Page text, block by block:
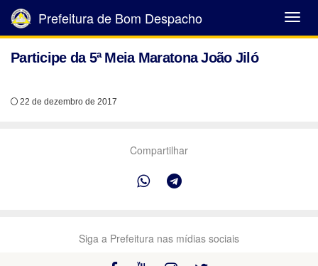
Abrir
Menu
Prefeitura de Bom Despacho
Participe da 5ª Meia Maratona João Jiló
22 de dezembro de 2017
Compartilhar
Siga a Prefeitura nas mídias sociais